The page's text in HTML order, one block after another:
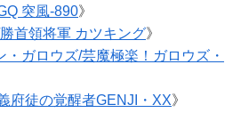
突風-890》
首領将軍 カツキング》
ガロウズ/芸魔極楽！ガロウズ・
府徒の覚醒者GENJI・XX》